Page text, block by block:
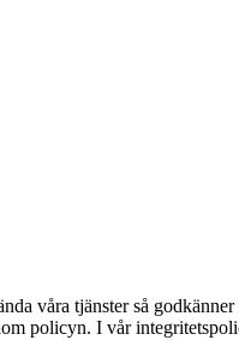
våra tjänster så
policyn. I vår